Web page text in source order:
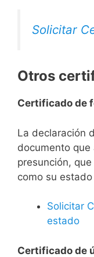
Solicitar
Otros
Certificado de
La declaración
documento
presunción,
como su
Solicitar
estado
Certificado de